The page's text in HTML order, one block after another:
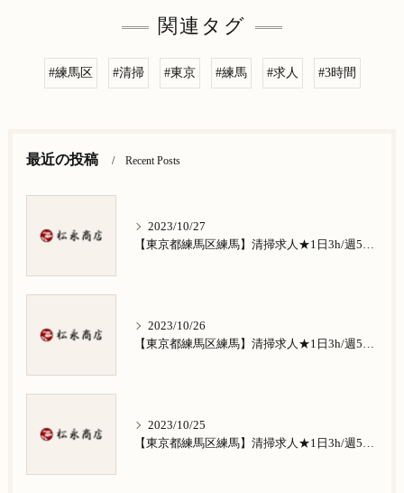
関連タグ
#練馬区 #清掃 #東京 #練馬 #求人 #3時間
最近の投稿 Recent Posts
2023/10/27
【東京都練馬区練馬】清掃求人★1日3h/週5日/祝日お休み★谷原在住の方歓迎
2023/10/26
【東京都練馬区練馬】清掃求人★1日3h/週5日/祝日お休み★南田中在住の方歓迎
2023/10/25
【東京都練馬区練馬】清掃求人★1日3h/週5日/祝日お休み★南大泉在住の方歓迎